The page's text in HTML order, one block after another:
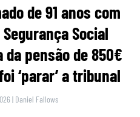
de 91 anos com
Social
pensão de 850€
‘parar’ a tribunal
| Daniel Fallows